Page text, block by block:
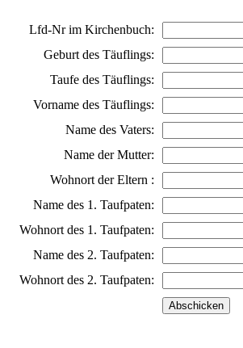
Lfd-Nr im Kirchenbuch:
Geburt des Täuflings:
Taufe des Täuflings:
Vorname des Täuflings:
Name des Vaters:
Name der Mutter:
Wohnort der Eltern :
Name des 1. Taufpaten:
Wohnort des 1. Taufpaten:
Name des 2. Taufpaten:
Wohnort des 2. Taufpaten: